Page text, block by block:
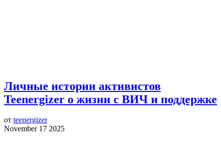
Личные истории активистов
Teenergizer о жизни с ВИЧ и поддержке
от teenergizer
November 17 2025